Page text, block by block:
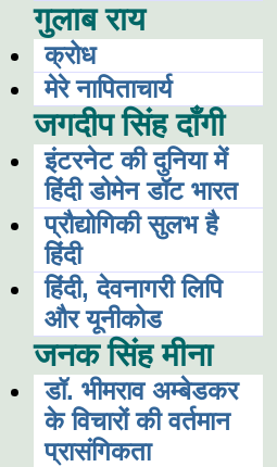
गुलाब राय
क्रोध
मेरे नापिताचार्य
जगदीप सिंह दाँगी
इंटरनेट की दुनिया में
हिंदी डोमेन डॉट भारत
प्रौद्योगिकी सुलभ है
हिंदी
हिंदी, देवनागरी लिपि
और यूनीकोड
जनक सिंह मीना
डॉ. भीमराव अम्बेडकर
के विचारों की वर्तमान
प्रासंगिकता